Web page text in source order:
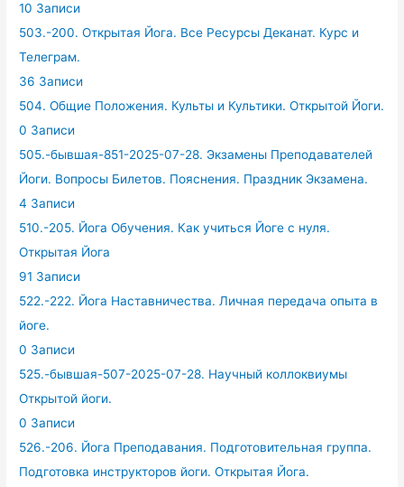
10 Записи
503.-200. Открытая Йога. Все Ресурсы Деканат. Курс и
Телеграм.
36 Записи
504. Общие Положения. Культы и Культики. Открытой Йоги.
0 Записи
505.-бывшая-851-2025-07-28. Экзамены Преподавателей
Йоги. Вопросы Билетов. Пояснения. Праздник Экзамена.
4 Записи
510.-205. Йога Обучения. Как учиться Йоге с нуля.
Открытая Йога
91 Записи
522.-222. Йога Наставничества. Личная передача опыта в
йоге.
0 Записи
525.-бывшая-507-2025-07-28. Научный коллоквиумы
Открытой йоги.
0 Записи
526.-206. Йога Преподавания. Подготовительная группа.
Подготовка инструкторов йоги. Открытая Йога.